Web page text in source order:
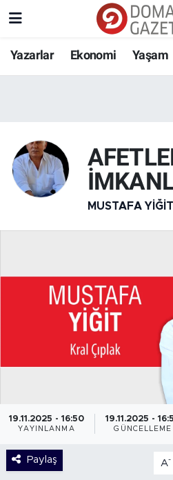
Yazarlar Ekonomi Yaşam
MUSTAFA YIĞIT
19.11.2025 - 16:50
YAYINLANMA
19.11.2025 -
GÜNCELLEME
Paylaş A-